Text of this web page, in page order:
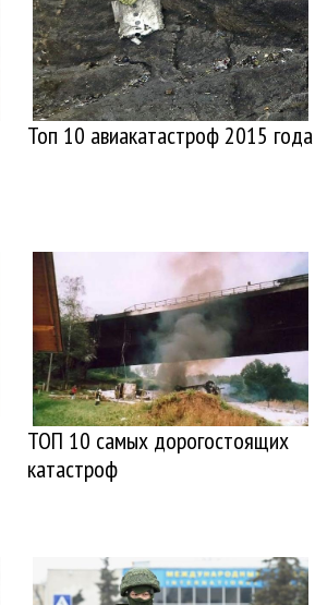
Топ 10 авиакатастроф 2015 года
ТОП 10 самых дорогостоящих
катастроф